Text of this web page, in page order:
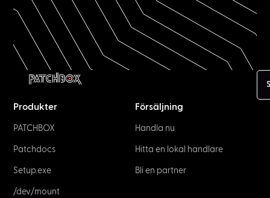
Produkter
PATCHBOX
Patchdocs
Setup.exe
/dev/mount
Försäljning
Handla nu
Hitta en lokal handlare
Bli en partner